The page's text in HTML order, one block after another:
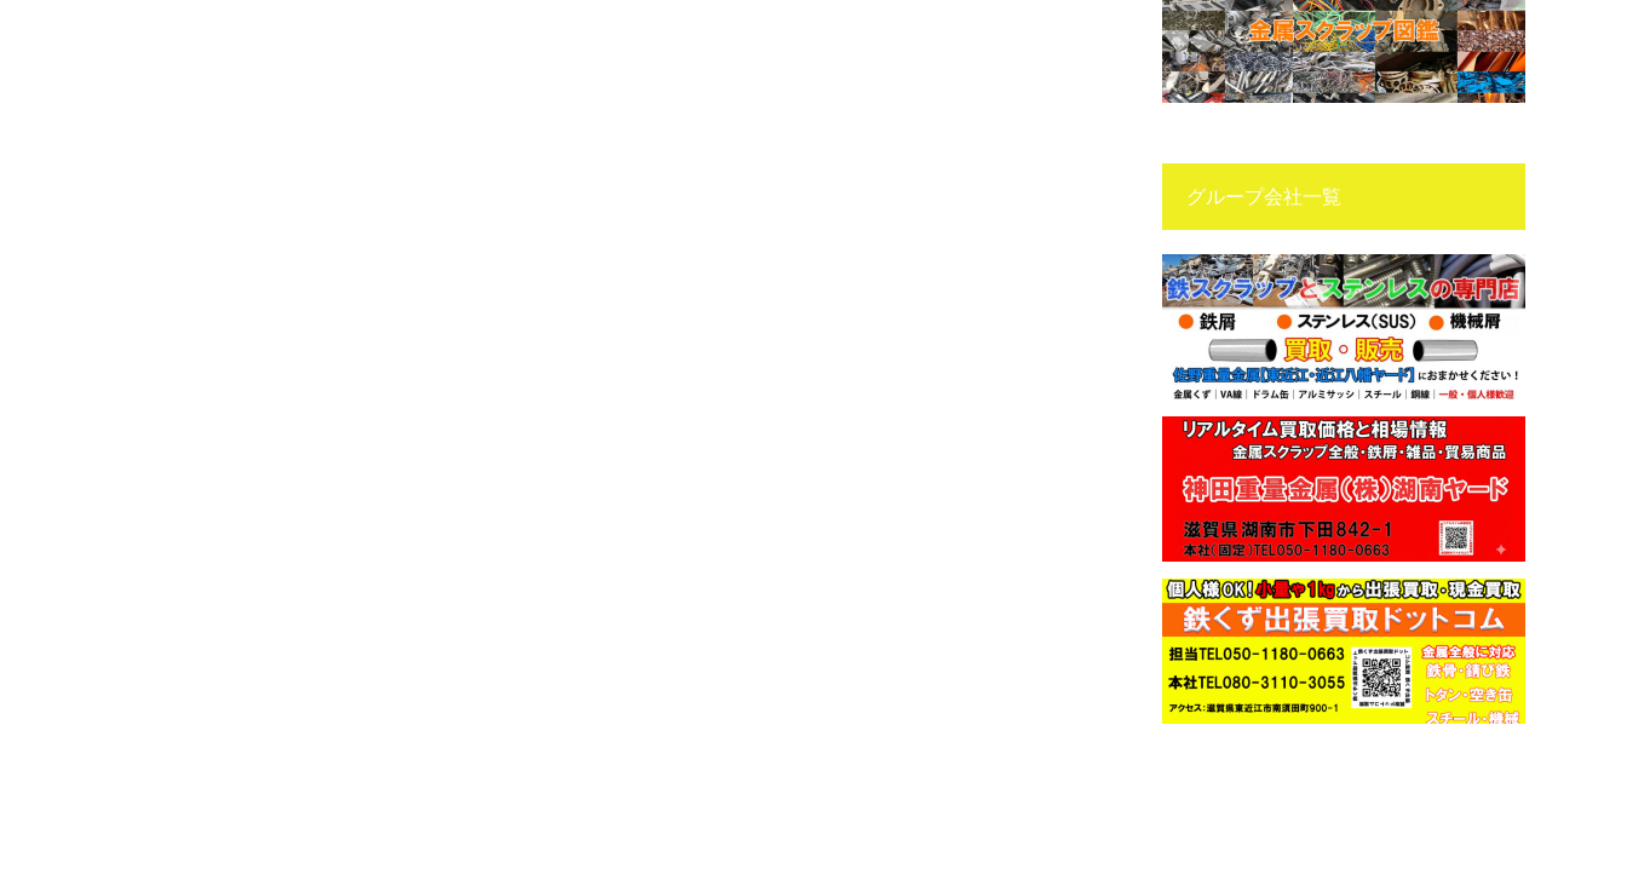
グループ会社一覧